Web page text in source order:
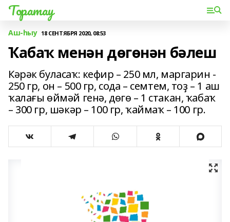
Торатау
Аш-һыу 18 СЕНТЯБРЯ 2020, 08:53
Ҡабаҡ менән дөгөнән бәлеш
Кәрәк буласаҡ: кефир – 250 мл, маргарин -
250 гр, он – 500 гр, сода – семтем, тоҙ – 1 аш
ҡалағы өймәй генә, дөгө – 1 стакан, ҡабаҡ
– 300 гр, шәкәр – 100 гр, ҡаймаҡ – 100 гр.